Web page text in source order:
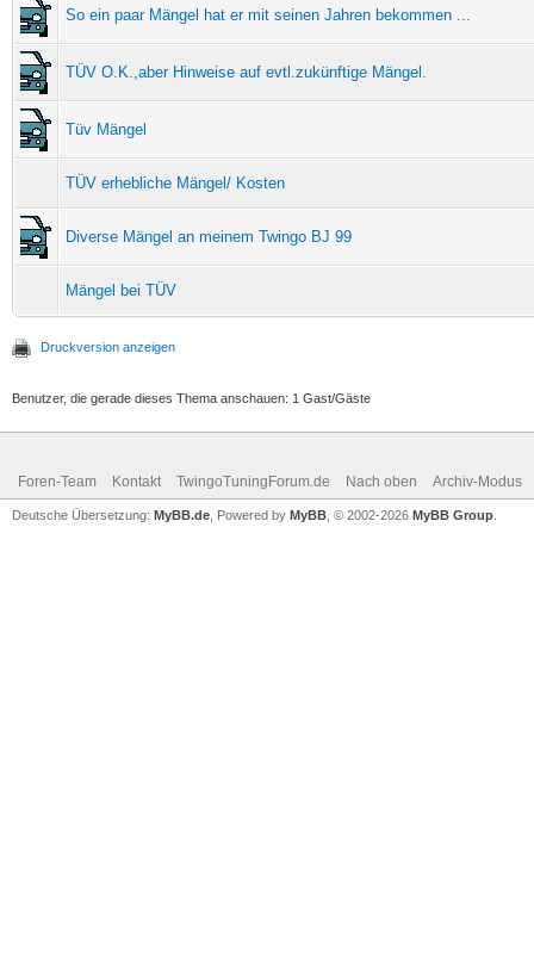
So ein paar Mängel hat er mit seinen Jahren bekommen ...
TÜV O.K.,aber Hinweise auf evtl.zukünftige Mängel.
Tüv Mängel
TÜV erhebliche Mängel/ Kosten
Diverse Mängel an meinem Twingo BJ 99
Mängel bei TÜV
Druckversion anzeigen
Benutzer, die gerade dieses Thema anschauen: 1 Gast/Gäste
Foren-Team Kontakt TwingoTuningForum.de Nach oben Archiv-Modus
Deutsche Übersetzung: MyBB.de , Powered by MyBB , © 2002-2026 MyBB Group